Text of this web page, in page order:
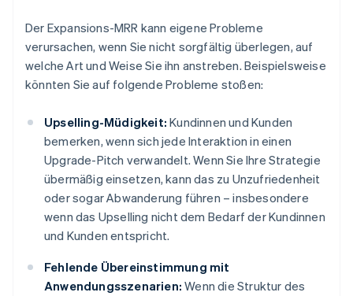
Der Expansions-MRR kann eigene Probleme
verursachen, wenn Sie nicht sorgfältig überlegen, auf
welche Art und Weise Sie ihn anstreben. Beispielsweise
könnten Sie auf folgende Probleme stoßen:
Upselling-Müdigkeit: Kundinnen und Kunden
bemerken, wenn sich jede Interaktion in einen
Upgrade-Pitch verwandelt. Wenn Sie Ihre Strategie
übermäßig einsetzen, kann das zu Unzufriedenheit
oder sogar Abwanderung führen – insbesondere
wenn das Upselling nicht dem Bedarf der Kundinnen
und Kunden entspricht.
Fehlende Übereinstimmung mit
Anwendungsszenarien: Wenn die Struktur des